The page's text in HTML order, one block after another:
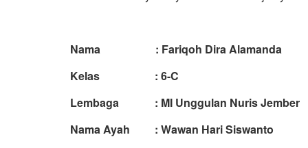
Nama : Fariqoh Dira Alamanda
Kelas : 6-C
Lembaga : MI Unggulan Nuris Jember
Nama Ayah : Wawan Hari Siswanto